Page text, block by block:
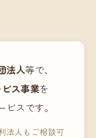
法人等で、
ス事業を
スです。
法人もご相談可